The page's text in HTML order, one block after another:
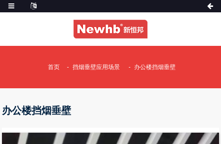
首页 挡烟垂壁应用场景 办公楼挡烟垂壁
办公楼挡烟垂壁